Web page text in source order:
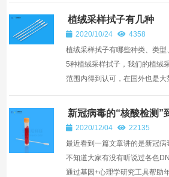
植绒采样拭子有几种
2020/10/24
4358
植绒采样拭子有哪些种类、类
5种植绒采样拭子，我们的植绒
范围内得到认可，在国外也是
93050型号...
新冠病毒的“核酸检测”
2020/12/04
22135
最近看到一篇文章讲的是新冠病
不知道大家有没有听说过各色
通过基因+心理学研究工具帮助